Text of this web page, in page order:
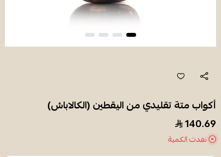
أكواب متة تقليدي من اليقطين (الكالاباش)
140.69
نفدت الكمية